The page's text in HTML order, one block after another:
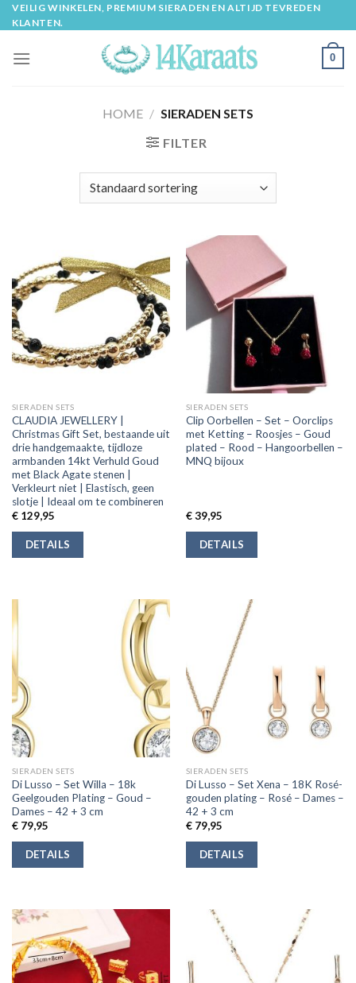
Skip
to
VEILIG WINKELEN, PREMIUM SIERADEN EN ALTIJD TEVREDEN
KLANTEN.
0
HOME / SIERADEN SETS
FILTER
SIERADEN SETS
CLAUDIA JEWELLERY |
Christmas Gift Set, bestaande uit
drie handgemaakte, tijdloze
armbanden 14kt Verhuld Goud
met Black Agate stenen |
Verkleurt niet | Elastisch, geen
slotje | Ideaal om te combineren
€129,95
DETAILS
SIERADEN SETS
Clip Oorbellen – Set – Oorclips
met Ketting – Roosjes – Goud
plated – Rood – Hangoorbellen –
MNQ bijoux
€39,95
DETAILS
SIERADEN SETS
Di Lusso – Set Willa – 18k
Geelgouden Plating – Goud –
Dames – 42 + 3 cm
€79,95
DETAILS
SIERADEN SETS
Di Lusso – Set Xena – 18K Rosé-
gouden plating – Rosé – Dames –
42 + 3 cm
€79,95
DETAILS